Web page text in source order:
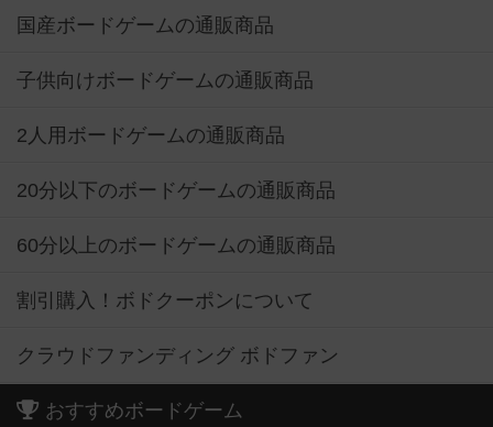
国産ボードゲームの通販商品
子供向けボードゲームの通販商品
2人用ボードゲームの通販商品
20分以下のボードゲームの通販商品
60分以上のボードゲームの通販商品
割引購入！ボドクーポンについて
クラウドファンディング ボドファン
おすすめボードゲーム